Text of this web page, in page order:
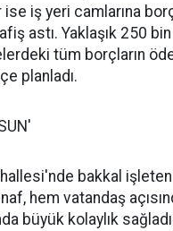
ise iş yeri camlarına
astı. Yaklaşık 250
tüm borçların
planladı.
bakkal
hem vatandaş
büyük kolaylık